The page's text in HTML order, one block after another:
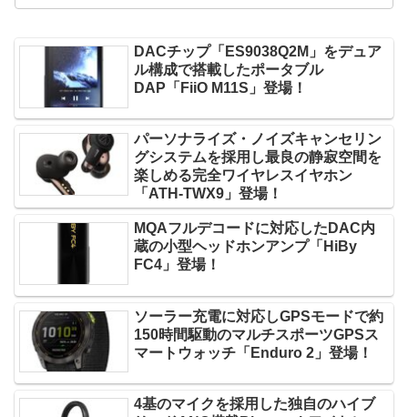
DACチップ「ES9038Q2M」をデュア
ル構成で搭載したポータブル
DAP「FiiO M11S」登場！
パーソナライズ・ノイズキャンセリン
グシステムを採用し最良の静寂空間を
楽しめる完全ワイヤレスイヤホン
「ATH-TWX9」登場！
MQAフルデコードに対応したDAC内
蔵の小型ヘッドホンアンプ「HiBy
FC4」登場！
ソーラー充電に対応しGPSモードで約
150時間駆動のマルチスポーツGPSス
マートウォッチ「Enduro 2」登場！
4基のマイクを採用した独自のハイブ